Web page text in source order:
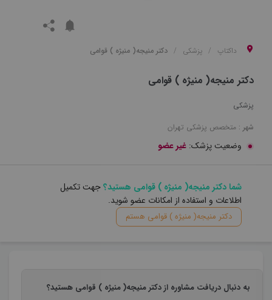
داکتاپ پزشکی دکتر منیجه( منیژه ) قوامی
دکتر منیجه( منیژه ) قوامی
پزشکی
شهر : متخصص پزشکی تهران
وضعیت پزشک: غیر عضو
شما دکتر منیجه( منیژه ) قوامی هستید؟جهت تکمیل
اطلاعات و استفاده از امکانات عضو شوید.
دکتر منیجه( منیژه ) قوامی هستم
به دنبال دریافت مشاوره از دکتر منیجه( منیژه ) قوامی هستید؟